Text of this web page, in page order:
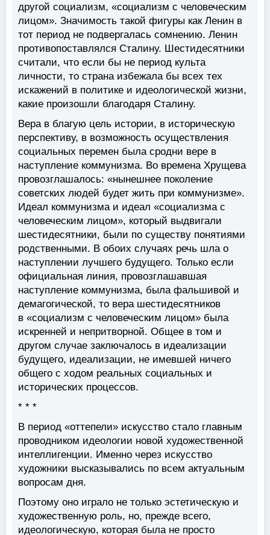
другой социализм, «социализм с человеческим
лицом». Значимость такой фигуры как Ленин в
тот период не подвергалась сомнению. Ленин
противопоставлялся Сталину. Шестидесятники
считали, что если бы не период культа
личности, то страна избежала бы всех тех
искажений в политике и идеологической жизни,
какие произошли благодаря Сталину.
Вера в благую цель истории, в историческую
перспективу, в возможность осуществления
социальных перемен была сродни вере в
наступление коммунизма. Во времена Хрущева
провозглашалось: «нынешнее поколение
советских людей будет жить при коммунизме».
Идеал коммунизма и идеал «социализма с
человеческим лицом», который выдвигали
шестидесятники, были по существу понятиями
родственными. В обоих случаях речь шла о
наступлении лучшего будущего. Только если
официальная линия, провозглашавшая
наступление коммунизма, была фальшивой и
демагогической, то вера шестидесятников
в «социализм с человеческим лицом» была
искренней и непритворной. Общее в том и
другом случае заключалось в идеализации
будущего, идеализации, не имевшей ничего
общего с ходом реальных социальных и
исторических процессов.
* * *
В период «оттепели» искусство стало главным
проводником идеологии новой художественной
интеллигенции. Именно через искусство
художники высказывались по всем актуальным
вопросам дня.
Поэтому оно играло не только эстетическую и
художественную роль, но, прежде всего,
идеологическую, которая была не просто